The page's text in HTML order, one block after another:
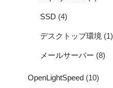
SSD (4)
デスクトップ環境 (1)
メールサーバー (8)
OpenLightSpeed (10)